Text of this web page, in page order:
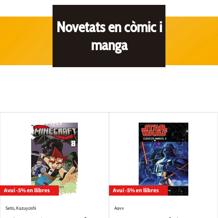
Novetats en còmic i
manga
Avui -5% en llibres
Seto, Kazuyoshi
Avui -5% en llibres
Aavv